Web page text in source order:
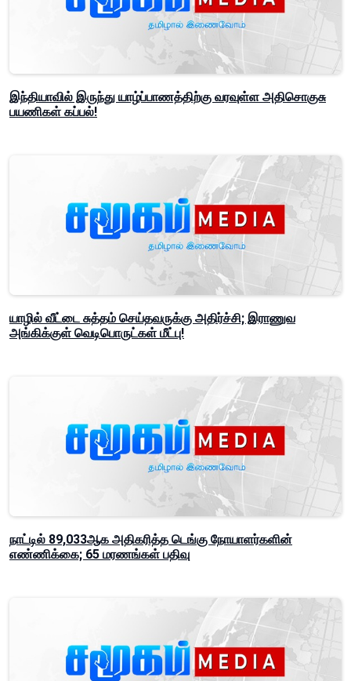
இந்தியாவில் இருந்து யாழ்ப்பாணத்திற்கு வரவுள்ள அதிசொகுசு
பயணிகள் கப்பல்!
யாழில் வீட்டை சுத்தம் செய்தவருக்கு அதிர்ச்சி; இராணுவ
அங்கிக்குள் வெடிபொருட்கள் மீட்பு!
நாட்டில் 89,033ஆக அதிகரித்த டெங்கு நோயாளர்களின்
எண்ணிக்கை; 65 மரணங்கள் பதிவு